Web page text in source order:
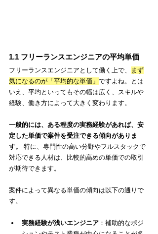
1.1 フリーランスエンジニアの平均単価
フリーランスエンジニアとして働く上で、
まず
気になるのが「平均的な単価」 ですよね。とは
いえ、平均といってもその幅は広く、スキルや
経験、働き方によって大きく変わります。
一般的には、ある程度の実務経験があれば、安
定した単価で案件を受注できる傾向がありま
す。
特に、専門性の高い分野やフルスタックで
対応できる人材は、比較的高めの単価での取引
が期待できます。
案件によって異なる単価の傾向は以下の通りで
す。
実務経験が浅いエンジニア ：補助的なポジ